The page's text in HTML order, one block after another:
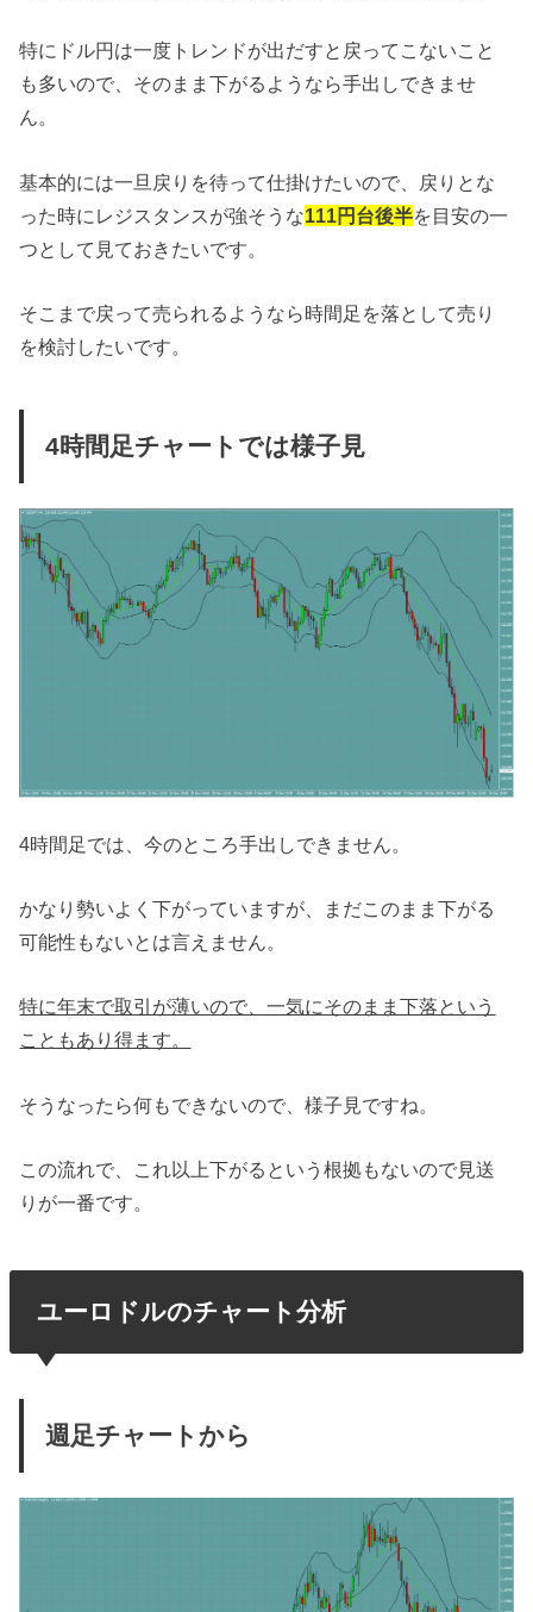
特にドル円は一度トレンドが出だすと戻ってこないこと
も多いので、そのまま下がるようなら手出しできませ
ん。
基本的には一旦戻りを待って仕掛けたいので、戻りとな
った時にレジスタンスが強そうな111円台後半を目安の一
つとして見ておきたいです。
そこまで戻って売られるようなら時間足を落として売り
を検討したいです。
4時間足チャートでは様子見
4時間足では、今のところ手出しできません。
かなり勢いよく下がっていますが、まだこのまま下がる
可能性もないとは言えません。
特に年末で取引が薄いので、一気にそのまま下落という
こともあり得ます。
そうなったら何もできないので、様子見ですね。
この流れで、これ以上下がるという根拠もないので見送
りが一番です。
ユーロドルのチャート分析
週足チャートから